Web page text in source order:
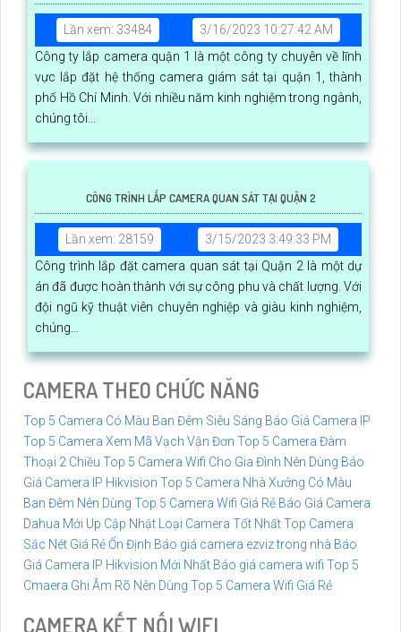
Lần xem: 33484
3/16/2023 10:27:42 AM
Công ty lắp camera quận 1 là một công ty chuyên về lĩnh
vực lắp đặt hệ thống camera giám sát tại quận 1, thành
phố Hồ Chí Minh. Với nhiều năm kinh nghiệm trong ngành,
chúng tôi...
CÔNG TRÌNH LẮP CAMERA QUAN SÁT TẠI QUẬN 2
Lần xem: 28159
3/15/2023 3:49:33 PM
Công trình lắp đặt camera quan sát tại Quận 2 là một dự
án đã được hoàn thành với sự công phu và chất lượng. Với
đội ngũ kỹ thuật viên chuyên nghiệp và giàu kinh nghiệm,
chúng...
CAMERA THEO CHỨC NĂNG
Top 5 Camera Có Màu Ban Đêm Siêu Sáng Báo Giá Camera IP
Top 5 Camera Xem Mã Vạch Vận Đơn Top 5 Camera Đàm
Thoại 2 Chiều Top 5 Camera Wifi Cho Gia Đình Nên Dùng Báo
Giá Camera IP Hikvision Top 5 Camera Nhà Xưởng Có Màu
Ban Đêm Nên Dùng Top 5 Camera Wifi Giá Rẻ Báo Giá Camera
Dahua Mới Up Cập Nhật
Loại Camera Tốt NhấtTop Camera
Sắc Nét Giá Rẻ Ổn Định Báo giá camera ezviz trong nhà Báo
Giá Camera IP Hikvision Mới Nhất Báo giá camera wifi Top 5
Cmaera Ghi Âm Rõ Nên Dùng Top 5 Camera Wifi Giá Rẻ
CAMERA KẾT NỐI WIFI